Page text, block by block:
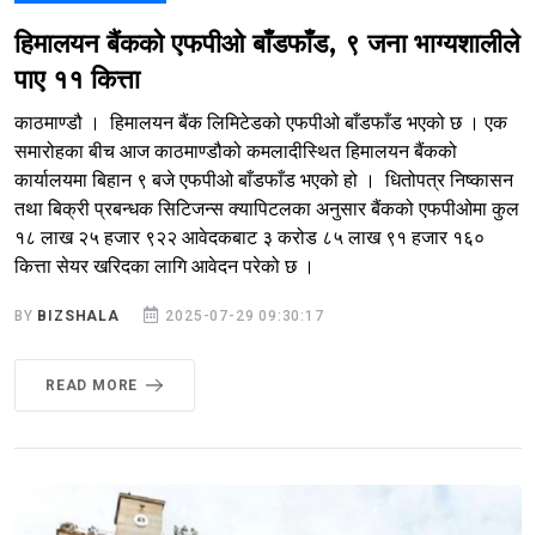
हिमालयन बैंकको एफपीओ बाँडफाँड, ९ जना भाग्यशालीले
पाए ११ कित्ता
काठमाण्डौ । हिमालयन बैंक लिमिटेडको एफपीओ बाँडफाँड भएको छ । एक
समारोहका बीच आज काठमाण्डौको कमलादीस्थित हिमालयन बैंकको
कार्यालयमा बिहान ९ बजे एफपीओ बाँडफाँड भएको हो । धितोपत्र निष्कासन
तथा बिक्री प्रबन्धक सिटिजन्स क्यापिटलका अनुसार बैंकको एफपीओमा कुल
१८ लाख २५ हजार ९२२ आवेदकबाट ३ करोड ८५ लाख ९१ हजार १६०
कित्ता सेयर खरिदका लागि आवेदन परेको छ ।
BY BIZSHALA 2025-07-29 09:30:17
READ MORE